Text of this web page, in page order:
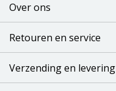
Over ons
Retouren en service
Verzending en levering